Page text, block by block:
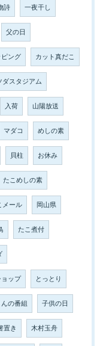
詩 一夜干し
父の日
ング カット真だこ
ダスタジアム
入荷 山陽放送
マダコ めしの素
貝柱 お休み
たこめしの素
メール 岡山県
たこ煮付
ョップ とっとり
の番組 子供の日
置き 木村玉舟